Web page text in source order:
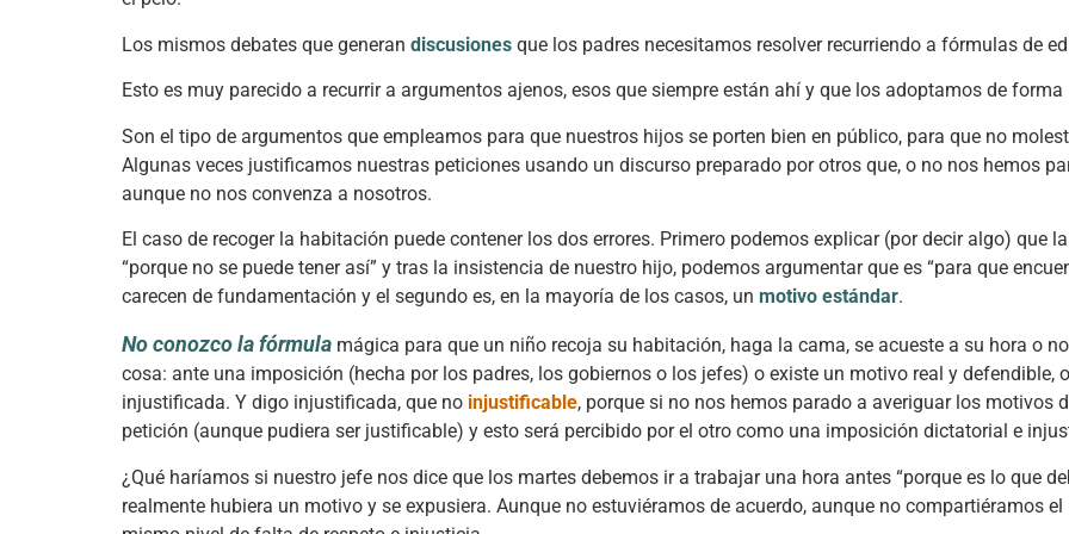
Los mismos debates que generan discusiones que los padres necesitamos resolver recurriendo a fórmulas de
Esto es muy parecido a recurrir a argumentos ajenos, esos que siempre están ahí y que los adoptamos de
Son el tipo de argumentos que empleamos para que nuestros hijos se porten bien en público, para que no
Algunas veces justificamos nuestras peticiones usando un discurso preparado por otros que, o no nos hemos
aunque no nos convenza a nosotros.
El caso de recoger la habitación puede contener los dos errores. Primero podemos explicar (por decir algo) que
“porque no se puede tener así” y tras la insistencia de nuestro hijo, podemos argumentar que es “para que
carecen de fundamentación y el segundo es, en la mayoría de los casos, un motivo estándar.
No conozco la fórmula mágica para que un niño recoja su habitación, haga la cama, se acueste a su hora o
cosa: ante una imposición (hecha por los padres, los gobiernos o los jefes) o existe un motivo real y
injustificada. Y digo injustificada, que no injustificable, porque si no nos hemos parado a averiguar los motivos
petición (aunque pudiera ser justificable) y esto será percibido por el otro como una imposición dictatorial e
¿Qué haríamos si nuestro jefe nos dice que los martes debemos ir a trabajar una hora antes “porque es lo que
realmente hubiera un motivo y se expusiera. Aunque no estuviéramos de acuerdo, aunque no compartiéramos